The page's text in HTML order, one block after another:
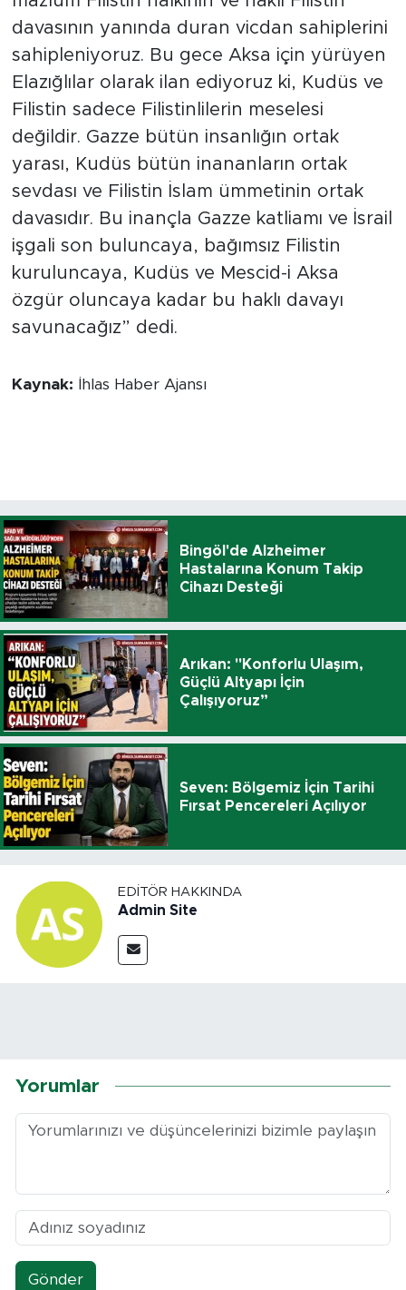
davasının yanında duran vicdan sahiplerini
sahipleniyoruz. Bu gece Aksa için yürüyen
Elazığlılar olarak ilan ediyoruz ki, Kudüs ve
Filistin sadece Filistinlilerin meselesi
değildir. Gazze bütün insanlığın ortak
yarası, Kudüs bütün inananların ortak
sevdası ve Filistin İslam ümmetinin ortak
davasıdır. Bu inançla Gazze katliamı ve İsrail
işgali son buluncaya, bağımsız Filistin
kuruluncaya, Kudüs ve Mescid-i Aksa
özgür oluncaya kadar bu haklı davayı
savunacağız” dedi.
Kaynak: İhlas Haber Ajansı
Bingöl'de Alzheimer
Hastalarına Konum Takip
Cihazı Desteği
Arıkan: "Konforlu Ulaşım,
Güçlü Altyapı İçin
Çalışıyoruz”
Seven: Bölgemiz İçin Tarihi
Fırsat Pencereleri Açılıyor
EDITÖR HAKKINDA
Admin Site
Yorumlar
Gönder